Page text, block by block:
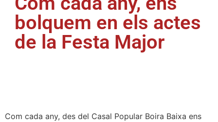
bolquem en els actes
de la Festa Major
Com cada any, des del Casal Popular Boira Baixa ens